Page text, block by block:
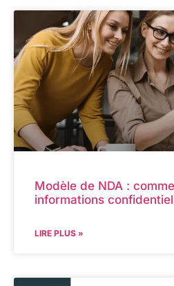
Modèle de NDA :
informations
LIRE PLUS »